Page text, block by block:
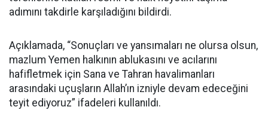
adımını takdirle karşıladığını bildirdi.
Açıklamada, “Sonuçları ve yansımaları ne olursa olsun,
mazlum Yemen halkının ablukasını ve acılarını
hafifletmek için Sana ve Tahran havalimanları
arasındaki uçuşların Allah’ın izniyle devam edeceğini
teyit ediyoruz” ifadeleri kullanıldı.